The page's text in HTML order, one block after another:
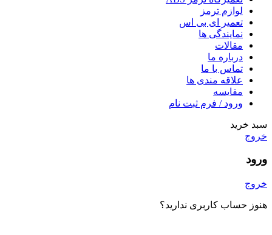
لوازم ترمز
تعمیر ای بی اس
نمایندگی ها
مقالات
درباره ما
تماس با ما
علاقه مندی ها
مقایسه
ورود / فرم ثبت نام
سبد خرید
خروج
ورود
خروج
هنوز حساب کاربری ندارید؟